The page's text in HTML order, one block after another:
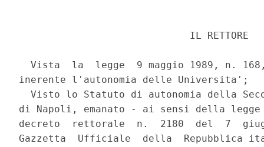
                             IL RETTORE
Vista  la  legge  9 maggio 1989, n.
inerente l'autonomia delle Universita';
Visto lo Statuto di autonomia della
di Napoli, emanato - ai sensi della legge
decreto  rettorale  n.  2180  del  7
Gazzetta  Ufficiale  della  Repubblica